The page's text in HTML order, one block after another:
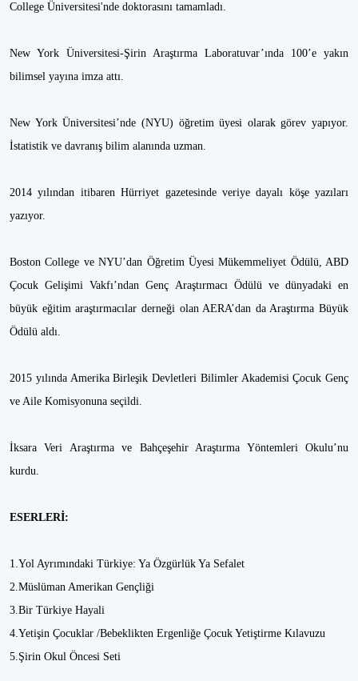
College Üniversitesi'nde doktorasını tamamladı.
New York Üniversitesi-Şirin Araştırma Laboratuvar’ında 100’e yakın
bilimsel yayına imza attı.
New York Üniversitesi’nde (NYU) öğretim üyesi olarak görev yapıyor.
İstatistik ve davranış bilim alanında uzman.
2014 yılından itibaren Hürriyet gazetesinde veriye dayalı köşe yazıları
yazıyor.
Boston College ve NYU’dan Öğretim Üyesi Mükemmeliyet Ödülü, ABD
Çocuk Gelişimi Vakfı’ndan Genç Araştırmacı Ödülü ve dünyadaki en
büyük eğitim araştırmacılar derneği olan AERA’dan da Araştırma Büyük
Ödülü aldı.
2015 yılında Amerika Birleşik Devletleri Bilimler Akademisi Çocuk Genç
ve Aile Komisyonuna seçildi.
İksara Veri Araştırma ve Bahçeşehir Araştırma Yöntemleri Okulu’nu
kurdu.
ESERLERİ:
1.Yol Ayrımındaki Türkiye: Ya Özgürlük Ya Sefalet
2.Müslüman Amerikan Gençliği
3.Bir Türkiye Hayali
4.Yetişin Çocuklar /Bebeklikten Ergenliğe Çocuk Yetiştirme Kılavuzu
5.Şirin Okul Öncesi Seti